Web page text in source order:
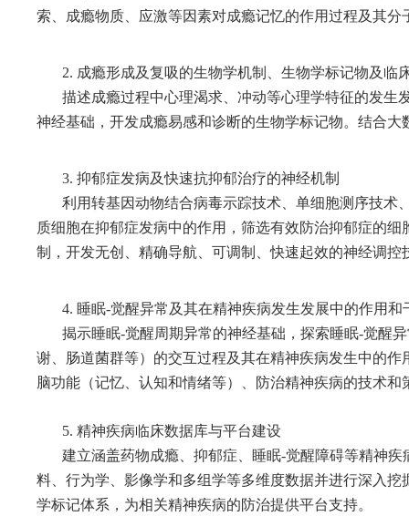
索、成瘾物质、应激等因素对成瘾记忆的作用过程及其
2. 成瘾形成及复吸的生物学机制、生物学标记物及临
描述成瘾过程中心理渴求、冲动等心理学特征的发生
神经基础，开发成瘾易感和诊断的生物学标记物。结合
3. 抑郁症发病及快速抗抑郁治疗的神经机制
利用转基因动物结合病毒示踪技术、单细胞测序技术
质细胞在抑郁症发病中的作用，筛选有效防治抑郁症的
制，开发无创、精确导航、可调制、快速起效的神经调控
4. 睡眠-觉醒异常及其在精神疾病发生发展中的作用和
揭示睡眠-觉醒周期异常的神经基础，探索睡眠-觉醒异
谢、肠道菌群等）的交互过程及其在精神疾病发生中的
脑功能（记忆、认知和情绪等）、防治精神疾病的技术和
5. 精神疾病临床数据库与平台建设
建立涵盖药物成瘾、抑郁症、睡眠-觉醒障碍等精神疾
料、行为学、影像学和多组学等多维度数据并进行深入
学标记体系，为相关精神疾病的防治提供平台支持。